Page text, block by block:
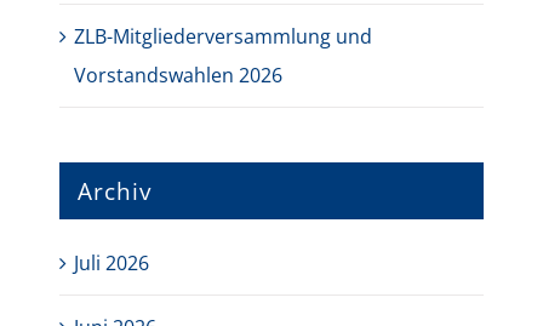
ZLB-Mitgliederversammlung und
Vorstandswahlen 2026
Archiv
Juli 2026